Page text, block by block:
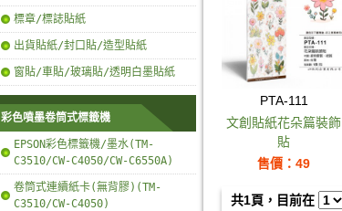
標章/標誌貼紙
出貨貼紙/封口貼/造型貼紙
窗貼/車貼/玻璃貼/透明白墨貼紙
彩色噴墨卷筒式標籤機
EPSON彩色標籤機/墨水(TM-
C3510/CW-C4050/CW-C6550A)
卷筒式連續紙卡(無背膠)(TM-
C3510/CW-C4050)
PTA-111
文創貼紙花朵篇裝飾
貼
售價：49
共1頁，目前在